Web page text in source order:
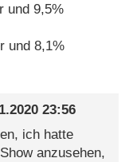
und 9,5%
und 8,1%
23:56
ich hatte
anzusehen,